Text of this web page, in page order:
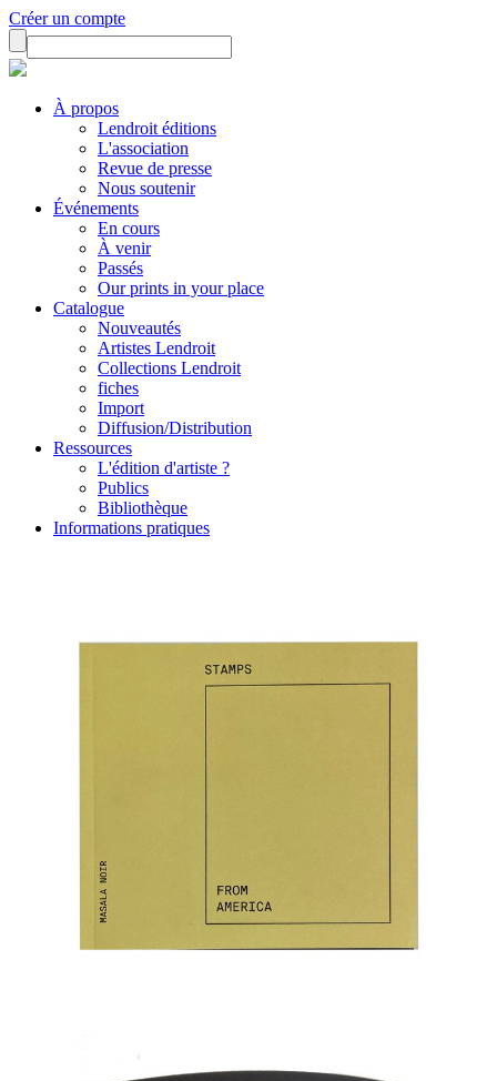
Créer un compte
À propos
Lendroit éditions
L'association
Revue de presse
Nous soutenir
Événements
En cours
À venir
Passés
Our prints in your place
Catalogue
Nouveautés
Artistes Lendroit
Collections Lendroit
fiches
Import
Diffusion/Distribution
Ressources
L'édition d'artiste ?
Publics
Bibliothèque
Informations pratiques